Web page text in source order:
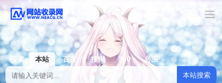
搜索 本站 百度 搜狗 360
必应
本站搜索